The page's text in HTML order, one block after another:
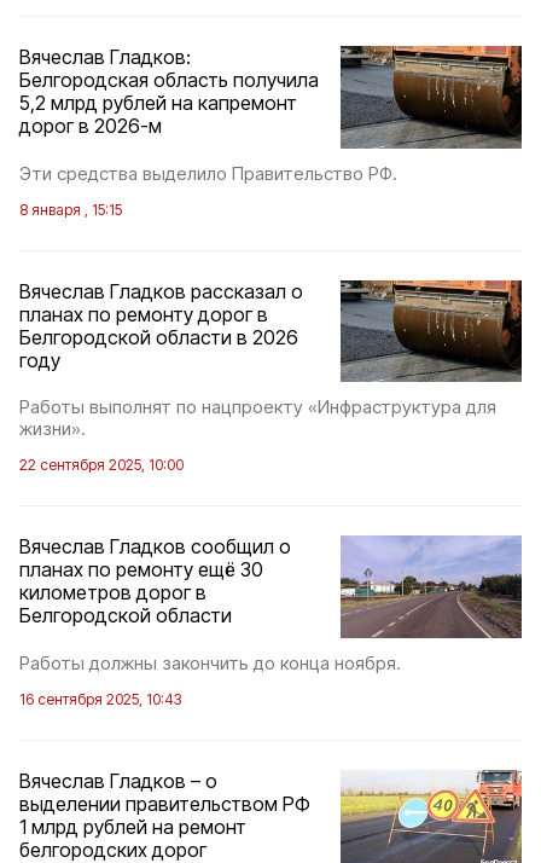
Вячеслав Гладков:
Белгородская область получила
5,2 млрд рублей на капремонт
дорог в 2026-м
Эти средства выделило Правительство РФ.
8 января , 15:15
Вячеслав Гладков рассказал о
планах по ремонту дорог в
Белгородской области в 2026
году
Работы выполнят по нацпроекту «Инфраструктура для
жизни».
22 сентября 2025, 10:00
Вячеслав Гладков сообщил о
планах по ремонту ещё 30
километров дорог в
Белгородской области
Работы должны закончить до конца ноября.
16 сентября 2025, 10:43
Вячеслав Гладков – о
выделении правительством РФ
1 млрд рублей на ремонт
белгородских дорог